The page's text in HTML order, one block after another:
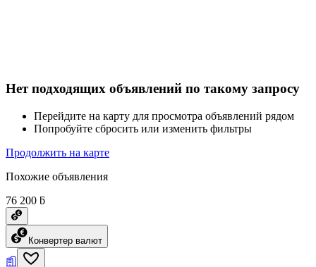
Нет подходящих объявлений по такому запросу
Перейдите на карту для просмотра объявлений рядом
Попробуйте сбросить или изменить фильтры
Продолжить на карте
Похожие объявления
76 200 ƃ
Конвертер валют